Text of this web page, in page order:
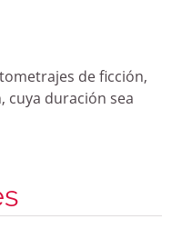
de ficción,
cuya duración sea
Estadísticas
Para que
podamos
se usa la